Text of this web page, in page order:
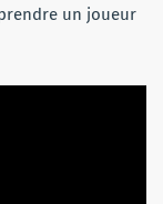
un joueur